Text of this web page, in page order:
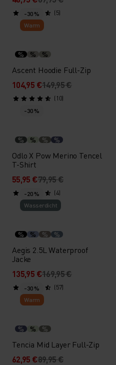
(5)
-30 %
Warm
% % %
Ascent Hoodie Full-Zip
104,95 €149,95 €
(10)
-30 %
% % % %
Odlo X Pow Merino Tencel
T-Shirt
55,95 €79,95 €
(4)
-20 %
Wasserdicht
% % % %
Aegis 2.5L Waterproof
Jacke
135,95 €169,95 €
(57)
-30 %
Warm
% % %
Tencia Mid Layer Full-Zip
62,95 €89,95 €